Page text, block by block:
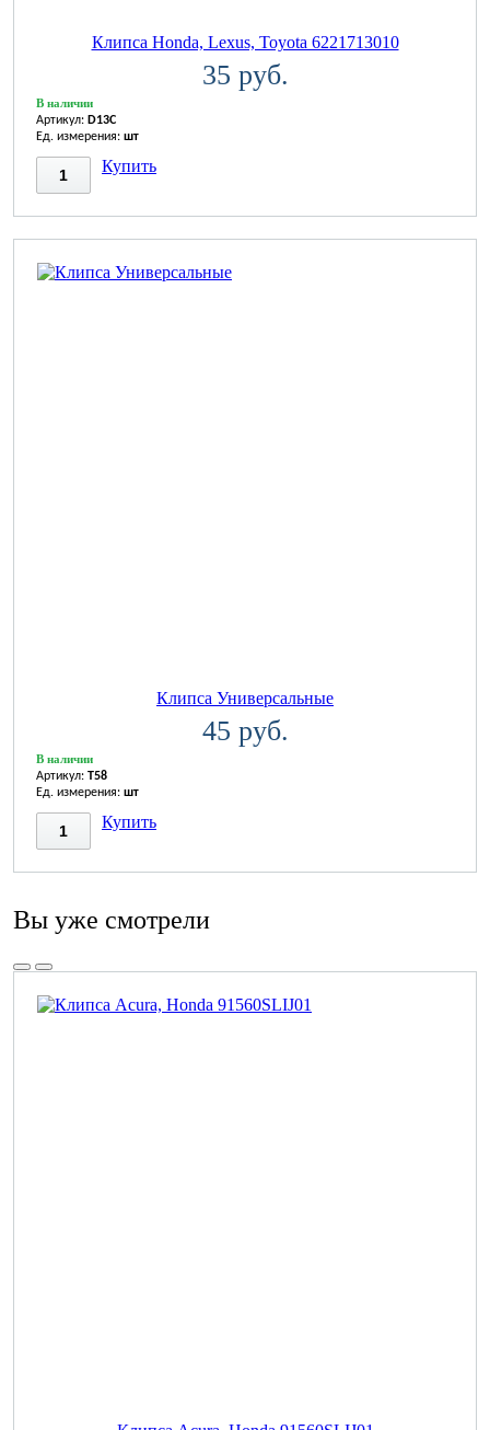
Клипса Honda, Lexus, Toyota 6221713010
35 руб.
В наличии
Артикул: D13C
Ед. измерения: шт
Купить
Клипса Универсальные
45 руб.
В наличии
Артикул: T58
Ед. измерения: шт
Купить
Вы уже смотрели